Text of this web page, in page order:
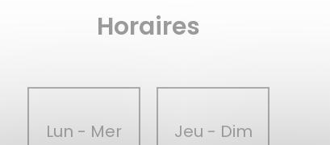
Horaires
Lun - Mer Jeu - Dim